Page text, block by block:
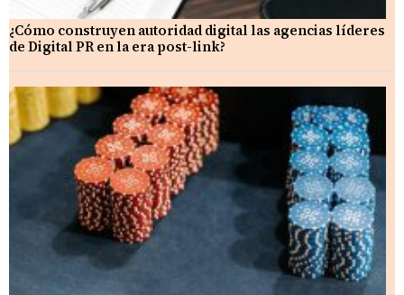
¿Cómo construyen autoridad digital las agencias líderes
de Digital PR en la era post-link?